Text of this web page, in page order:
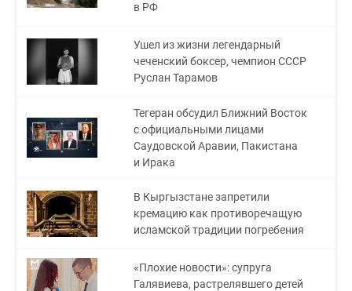
в РФ
Ушел из жизни легендарный
чеченский боксер, чемпион СССР
Руслан Тарамов
Тегеран обсудил Ближний Восток
с официальными лицами
Саудовской Аравии, Пакистана
и Ирака
В Кыргызстане запретили
кремацию как противоречащую
исламской традиции погребения
«Плохие новости»: супруга
Галявиева, растрелявшего детей